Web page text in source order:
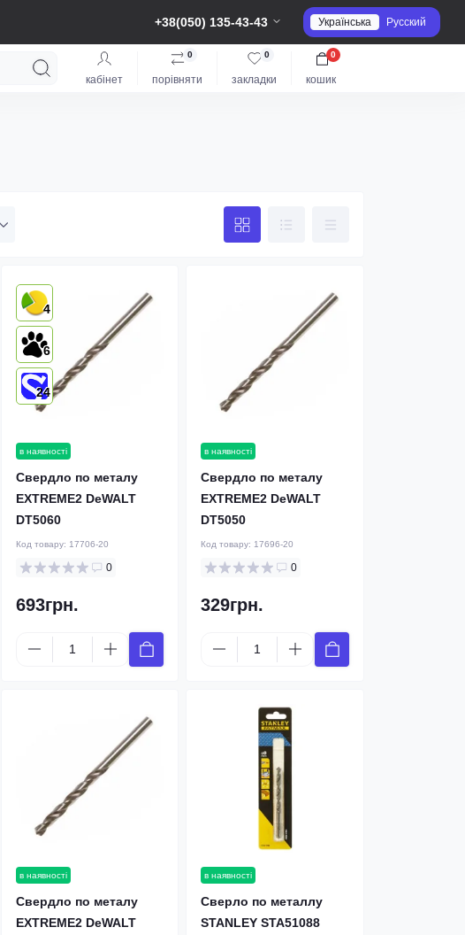
+38(050) 135-43-43 Українська Русский
кабінет порівняти
0
закладки
0
кошик
0
в наявності
4
6
24
Свердло по металу
EXTREME2 DeWALT
DT5060
Код товару: 17706-20
0
693грн.
в наявності
Свердло по металу
EXTREME2 DeWALT
DT5050
Код товару: 17696-20
0
329грн.
в наявності
Свердло по металу
EXTREME2 DeWALT
в наявності
Cверлo по металлу
STANLEY STA51088